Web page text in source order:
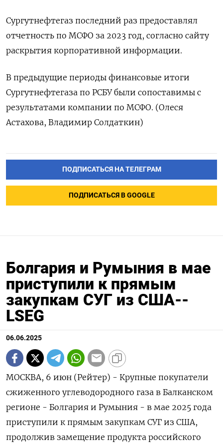
Сургутнефтегаз последний раз предоставлял
отчетность по МСФО за 2023 год, согласно сайту
раскрытия корпоративной информации.
В предыдущие периоды финансовые итоги
Сургутнефтегаза по РСБУ были сопоставимы с
результатами компании по МСФО. (Олеся
Астахова, Владимир Солдаткин)
ПОДПИСАТЬСЯ НА ТЕЛЕГРАМ
ПОДПИСАТЬСЯ В GOOGLE
Болгария и Румыния в мае
приступили к прямым
закупкам СУГ из США--
LSEG
06.06.2025
МОСКВА, 6 июн (Рейтер) - Крупные покупатели
сжиженного углеводородного газа в Балканском
регионе - Болгария и Румыния - в мае 2025 года
приступили к прямым закупкам СУГ из США,
продолжив замещение продукта российского